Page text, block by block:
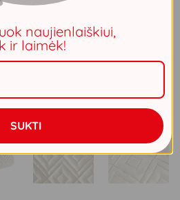
naujienlaiškiui,
ir laimėk!
SUKTI